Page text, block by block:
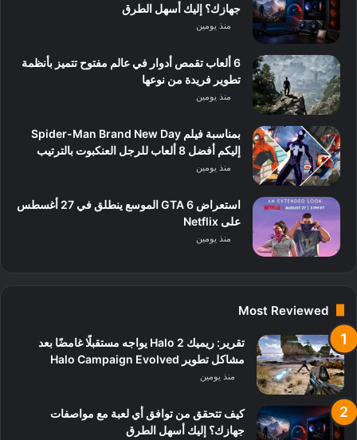
جهازك؟ إليك أسهل الطرق
منذ يومين
6 ألعاب تقمص أدوار في عالم مفتوح تتميز بأنظمة
تطوير فريدة من نوعها
منذ يومين
بمناسبة فيلم Spider-Man Brand New Day
إليكم أفضل 8 ألعاب للرجل العنكبوت بالترتيب
منذ يومين
استعراض GTA 6 الموسع ينطلق في 27 أغسطس
على Netflix
منذ يومين
Most Reviewed
تقرير: ريميك Halo 2 يواجه مستقبلًا غامضًا بعد
مشاكل تطوير Halo Campaign Evolved
منذ يومين
كيف تتحقق من توافق أي لعبة مع مواصفات
جهازك؟ إليك أسهل الطرق